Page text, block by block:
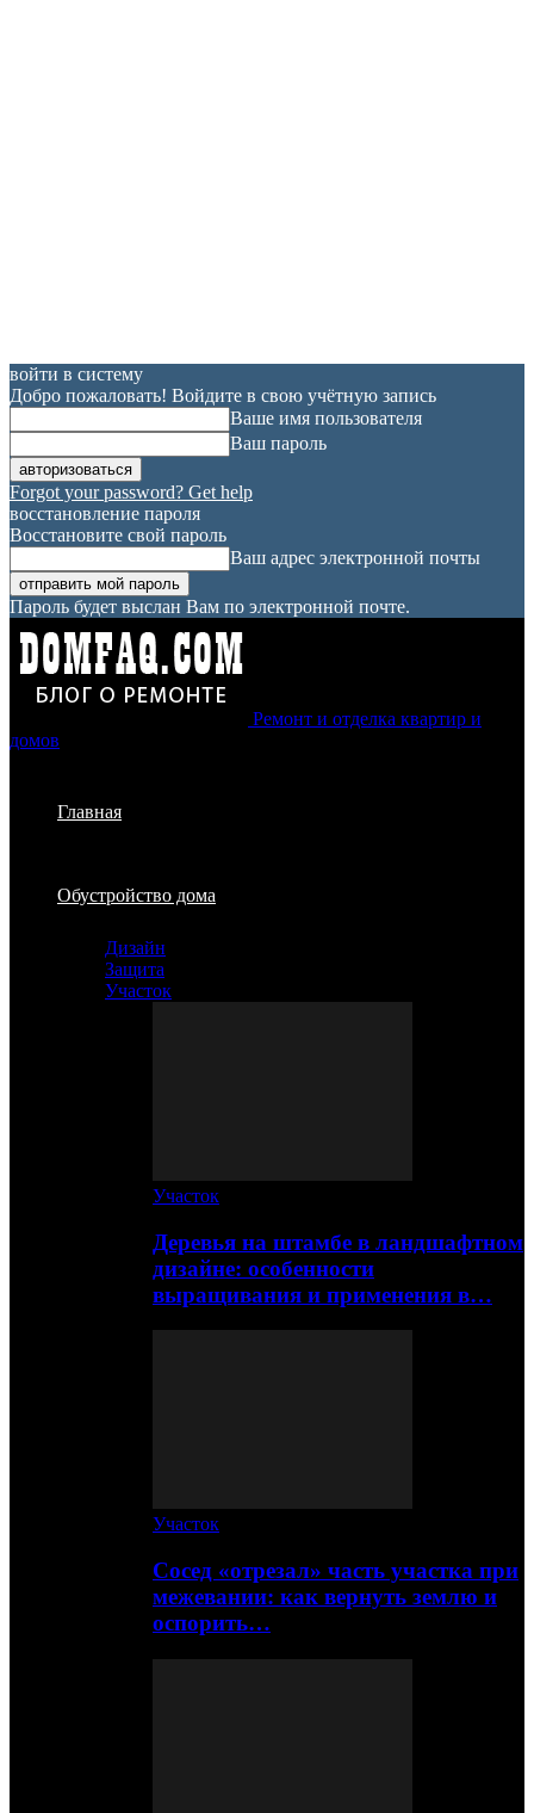
войти в систему
Добро пожаловать! Войдите в свою учётную запись
Ваше имя пользователя
Ваш пароль
Forgot your password? Get help
восстановление пароля
Восстановите свой пароль
Ваш адрес электронной почты
Пароль будет выслан Вам по электронной почте.
Ремонт и отделка квартир и
домов
Главная
Обустройство дома
Дизайн
Защита
Участок
Участок
Деревья на штамбе в ландшафтном
дизайне: особенности
выращивания и применения в…
Участок
Сосед «отрезал» часть участка при
межевании: как вернуть землю и
оспорить…